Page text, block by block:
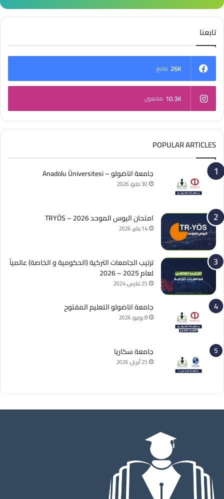
تابعنا
26K متابع
10.3K متابعون
POPULAR ARTICLES
جامعة اناضولو – Anadolu Üniversitesi
30 مايو، 2026
امتحان اليوس الموحد 2026 – TRYÖS
14 يناير، 2026
ترتيب الجامعات التركية (الحكومية و الخاصة) عالمياً
لعام 2025 – 2026
25 مارس، 2024
جامعة اناضولو التعليم المفتوح
8 يونيو، 2026
جامعة سكاريا
25 أبريل، 2026